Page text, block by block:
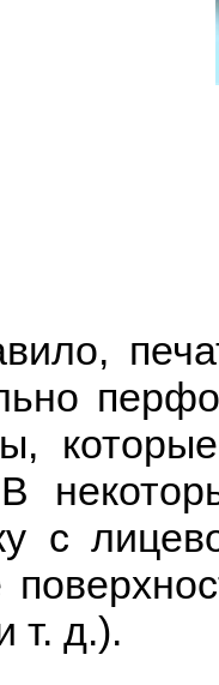
с
т. д.).